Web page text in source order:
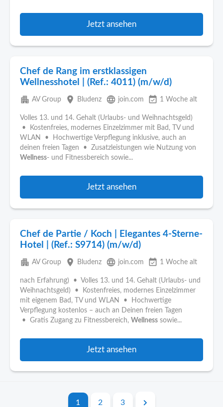
Jetzt ansehen
Chef de Rang im erstklassigen
Wellnesshotel | (Ref.: 4011) (m/w/d)
apartment AV Group place Bludenz language join.com event_available 1 Woche alt
Volles 13. und 14. Gehalt (Urlaubs- und Weihnachtsgeld)
• Kostenfreies, modernes Einzelzimmer mit Bad, TV und
WLAN • Hochwertige Verpflegung inklusive, auch an
deinen freien Tagen • Zusatzleistungen wie Nutzung von
Wellness- und Fitnessbereich sowie...
Jetzt ansehen
Chef de Partie / Koch | Elegantes 4-Sterne-
Hotel | (Ref.: S9714) (m/w/d)
apartment AV Group place Bludenz language join.com event_available 1 Woche alt
nach Erfahrung) • Volles 13. und 14. Gehalt (Urlaubs- und
Weihnachtsgeld) • Kostenfreies, modernes Einzelzimmer
mit eigenem Bad, TV und WLAN • Hochwertige
Verpflegung kostenlos – auch an Deinen freien Tagen
• Gratis Zugang zu Fitnessbereich, Wellness sowie...
Jetzt ansehen
1 2 3